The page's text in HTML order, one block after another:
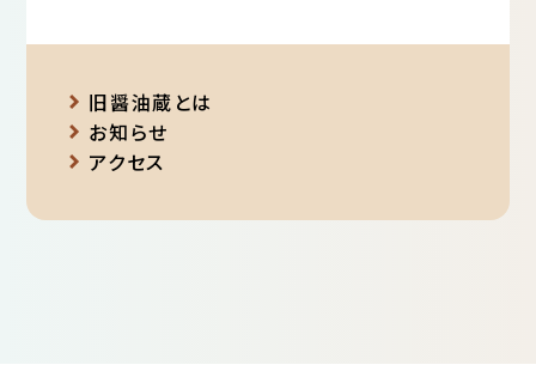
旧醤油蔵とは
お知らせ
アクセス